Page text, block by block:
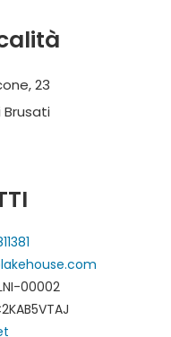
23
Brusati
00002